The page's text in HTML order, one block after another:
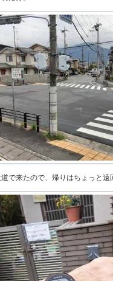
で来たので、帰りはちょっと遠